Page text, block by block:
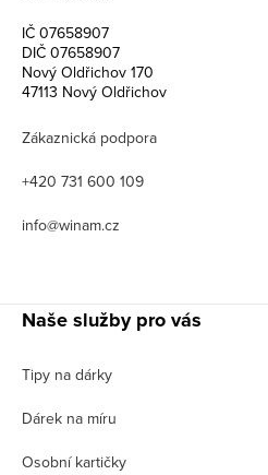
IČ 07658907
DIČ 07658907
Nový Oldřichov 170
47113 Nový Oldřichov
Zákaznická podpora
+420 731 600 109
info@winam.cz
Naše služby pro vás
Tipy na dárky
Dárek na míru
Osobní kartičky